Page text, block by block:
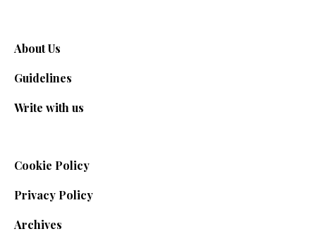
About Us
Guidelines
Write with us
Cookie Policy
Privacy Policy
Archives